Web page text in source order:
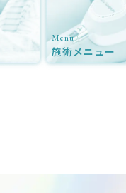
Menu
施術メニュー